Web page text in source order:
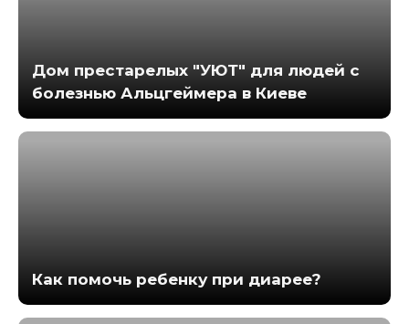
Дом престарелых "УЮТ" для людей с
болезнью Альцгеймера в Киеве
Как помочь ребенку при диарее?